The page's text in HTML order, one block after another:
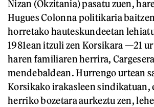
Nizan (Okzitania) pasatu zuen,
Hugues Colonna politikaria
horretako hauteskundeetan
1981ean itzuli zen Korsikara —21
haren familiaren herrira,
mendebaldean. Hurrengo urtean
Korsikako irakasleen sindikatuan,
herriko bozetara aurkeztu zen,